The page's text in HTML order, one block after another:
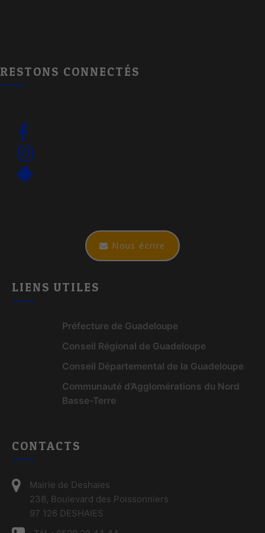
RESTONS CONNECTÉS
Nous écrire
LIENS UTILES
Préfecture de Guadeloupe
Conseil Régional de Guadeloupe
Conseil Départemental de la Guadeloupe
Communauté d’Agglomérations du Nord
Basse-Terre
CONTACTS
Mairie de Deshaies
238, Boulevard des Poissonniers
97 126 DESHAIES